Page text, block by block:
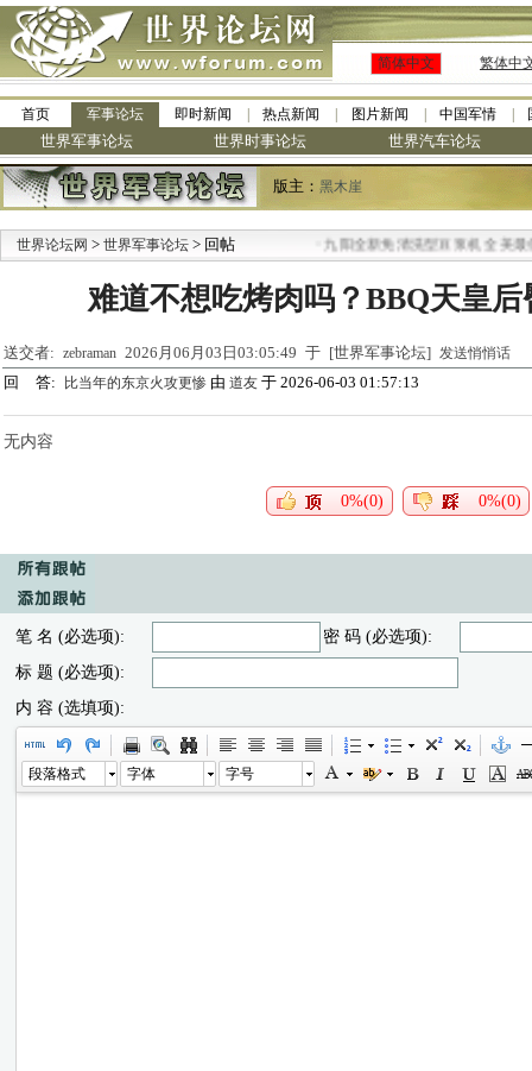
简体中文 繁体中
首页 军事论坛 即时新闻 热点新闻 图片新闻 中国军情
世界军事论坛 世界时事论坛 世界汽车论坛
版主： 黑木崖
世界论坛网 > 世界军事论坛 > 回帖 九阳全新免清洗型豆浆机 全美最低
难道不想吃烤肉吗？BBQ天皇
送交者: zebraman 2026月06月03日03:05:49 于 [世界军事论坛] 发送悄悄话
回 答: 比当年的东京火攻更惨 由 道友 于 2026-06-03 01:57:13
无内容
0%(0) 0%(0)
笔 名 (必选项):
密 码 (必选项):
标 题 (必选项):
内 容 (选填项):
段落格式 字体 字号